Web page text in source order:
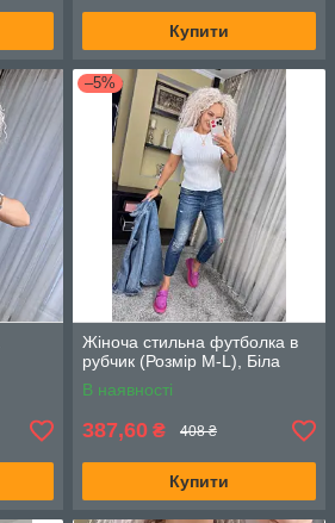
Купити
–5%
Жіноча стильна футболка в
рубчик (Розмір М-L), Біла
В наявності
387,60 ₴ 408 ₴
Купити